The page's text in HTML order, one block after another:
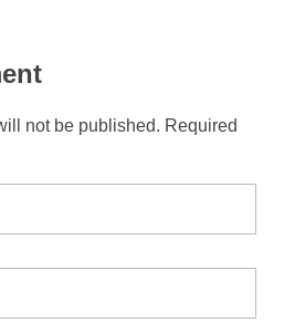
not be published. Required